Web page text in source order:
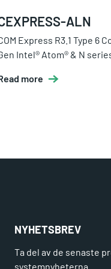
ALN
Express R3.1 Type 6
Intel® Atom® & N
more
NYHETSBREV
Ta del av de senaste
systemnyheterna.